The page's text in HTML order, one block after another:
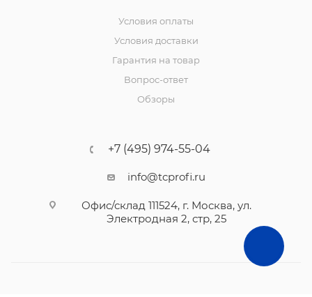
Условия оплаты
Условия доставки
Гарантия на товар
Вопрос-ответ
Обзоры
+7 (495) 974-55-04
info@tcprofi.ru
Офис/склад 111524, г. Москва, ул.
Электродная 2, стр, 25